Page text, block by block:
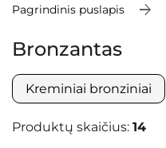
Pagrindinis puslapis
Bronzantas
Kreminiai bronziniai
Produktų skaičius: 14